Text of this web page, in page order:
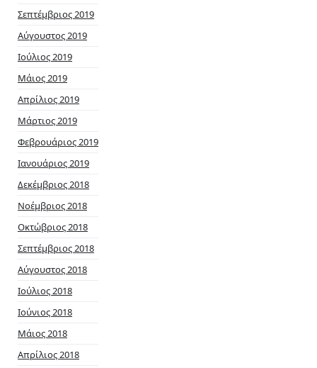
Σεπτέμβριος 2019
Αύγουστος 2019
Ιούλιος 2019
Μάιος 2019
Απρίλιος 2019
Μάρτιος 2019
Φεβρουάριος 2019
Ιανουάριος 2019
Δεκέμβριος 2018
Νοέμβριος 2018
Οκτώβριος 2018
Σεπτέμβριος 2018
Αύγουστος 2018
Ιούλιος 2018
Ιούνιος 2018
Μάιος 2018
Απρίλιος 2018